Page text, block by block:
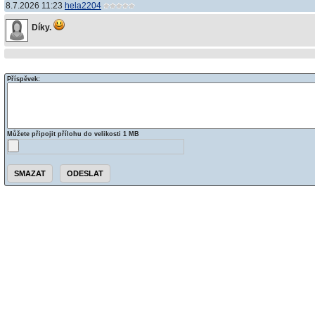
8.7.2026 11:23 hela2204
Díky.
Příspěvek:
Můžete připojit přílohu do velikosti 1 MB